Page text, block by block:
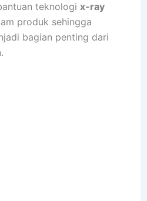
teknologi x-ray
produk sehingga
bagian penting dari